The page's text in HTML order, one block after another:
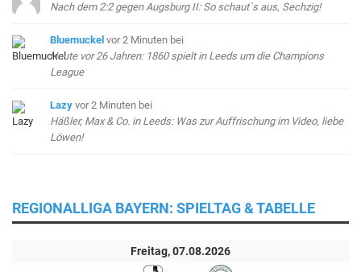
Nach dem 2:2 gegen Augsburg II: So schaut`s aus, Sechzig!
Bluemuckel vor 2 Minuten bei
Heute vor 26 Jahren: 1860 spielt in Leeds um die Champions
League
Lazy vor 2 Minuten bei
Häßler, Max & Co. in Leeds: Was zur Auffrischung im Video, liebe
Löwen!
REGIONALLIGA BAYERN: SPIELTAG & TABELLE
Freitag, 07.08.2026